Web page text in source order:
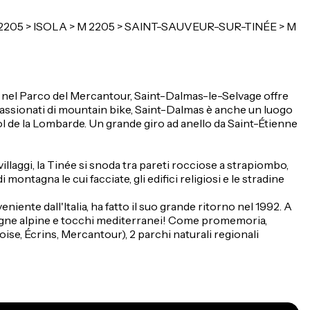
> ISOLA > M 2205 > SAINT-SAUVEUR-SUR-TINÉE > M
Parco del Mercantour, Saint-Dalmas-le-Selvage offre
di mountain bike, Saint-Dalmas è anche un luogo
la Lombarde. Un grande giro ad anello da Saint-Étienne
la Tinée si snoda tra pareti rocciose a strapiombo,
le cui facciate, gli edifici religiosi e le stradine
dall'Italia, ha fatto il suo grande ritorno nel 1992. A
alpine e tocchi mediterranei! Come promemoria,
Écrins, Mercantour), 2 parchi naturali regionali